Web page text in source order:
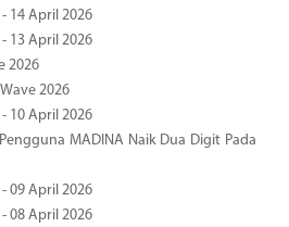
14 April 2026
13 April 2026
2026
2026
10 April 2026
MADINA Naik Dua Digit Pada
09 April 2026
08 April 2026